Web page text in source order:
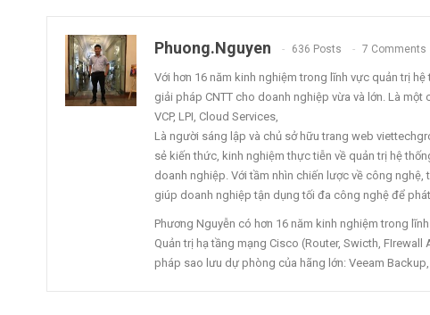
Phuong.nguyen 636 Posts 7 Comments
Với hơn 16 năm kinh nghiệm trong lĩnh vực quản trị
giải pháp CNTT cho doanh nghiệp vừa và lớn. Là một
VCP, LPI, Cloud Services,
Là người sáng lập và chủ sở hữu trang web
sẻ kiến thức, kinh nghiệm thực tiễn về quản trị hệ
doanh nghiệp. Với tầm nhìn chiến lược về công
giúp doanh nghiệp tận dụng tối đa công nghệ để
Phương Nguyễn có hơn 16 năm kinh nghiệm trong
Quản trị hạ tầng mạng Cisco (Router, Swicth, FIrewall
pháp sao lưu dự phòng của hãng lớn: Veeam